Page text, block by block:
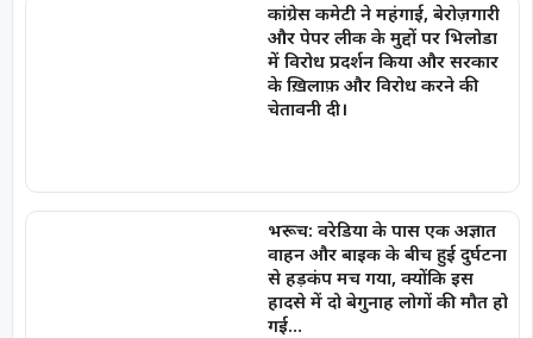
कांग्रेस कमेटी ने महंगाई, बेरोज़गारी
और पेपर लीक के मुद्दों पर भिलोडा
में विरोध प्रदर्शन किया और सरकार
के ख़िलाफ़ और विरोध करने की
चेतावनी दी।
भरूच: वरेडिया के पास एक अज्ञात
वाहन और बाइक के बीच हुई दुर्घटना
से हड़कंप मच गया, क्योंकि इस
हादसे में दो बेगुनाह लोगों की मौत हो
गई…